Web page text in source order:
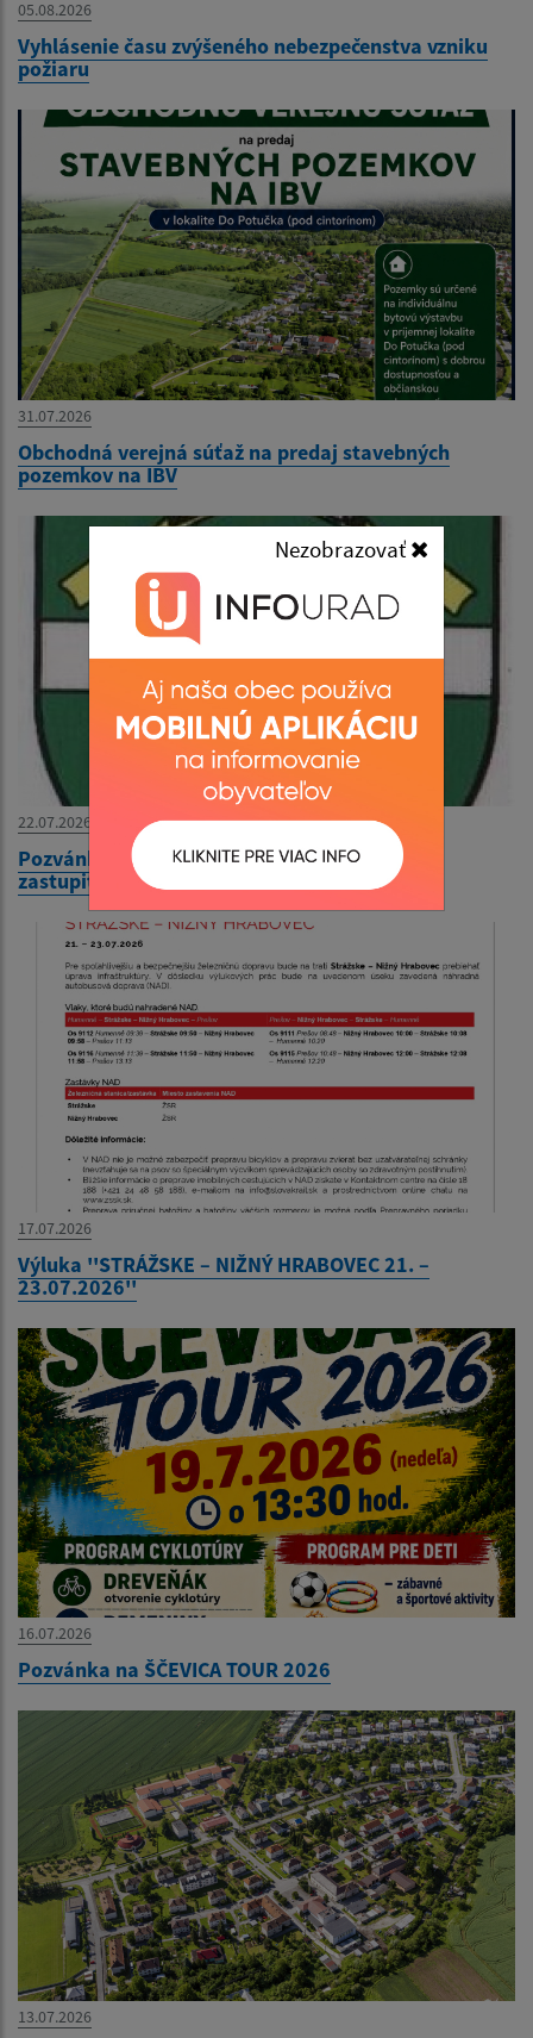
05.08.2026
Vyhlásenie času zvýšeného nebezpečenstva vzniku
požiaru
31.07.2026
Obchodná verejná súťaž na predaj stavebných
pozemkov na IBV
22.07.2026
Pozvánka na XXIV. zasadnutie obecného
zastupiteľstva
17.07.2026
Výluka ''STRÁŽSKE – NIŽNÝ HRABOVEC 21. –
23.07.2026''
16.07.2026
Pozvánka na ŠČEVICA TOUR 2026
13.07.2026
Nezobrazovať